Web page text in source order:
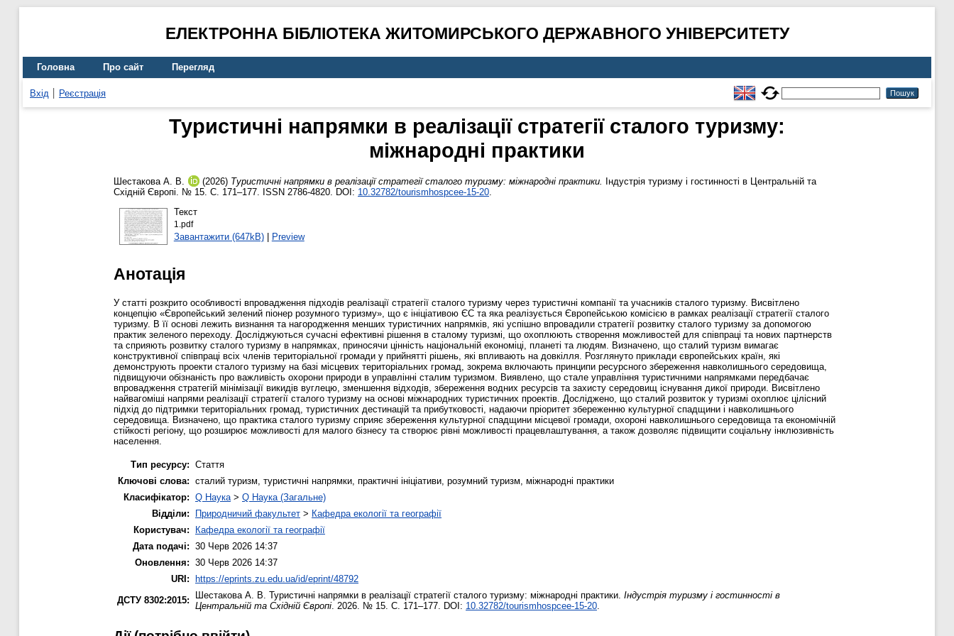
ЕЛЕКТРОННА БІБЛІОТЕКА ЖИТОМИРСЬКОГО ДЕРЖАВНОГО УНІВЕРСИТЕТУ
Головна Про сайт Перегляд
Вхід Реєстрація
Туристичні напрямки в реалізації стратегії сталого туризму:
міжнародні практики
Шестакова А. В. (2026) Туристичні напрямки в реалізації стратегії сталого туризму: міжнародні практики.
Індустрія туризму і гостинності в Центральній та
Східній Європі. № 15. С. 171–177. ISSN 2786-4820. DOI: 10.32782/tourismhospcee-15-20.
Текст
1.pdf
Завантажити (647kB)| Preview
Анотація
У статті розкрито особливості впровадження підходів реалізації стратегії сталого туризму через туристичні компанії та учасників сталого туризму. Висвітлено
концепцію «Європейський зелений піонер розумного туризму», що є ініціативою ЄС та яка реалізується Європейською комісією в рамках реалізації стратегії сталого
туризму. В її основі лежить визнання та нагородження менших туристичних напрямків, які успішно впровадили стратегії розвитку сталого туризму за допомогою
практик зеленого переходу. Досліджуються сучасні ефективні рішення в сталому туризмі, що охоплюють створення можливостей для співпраці та нових партнерств
та сприяють розвитку сталого туризму в напрямках, приносячи цінність національній економіці, планеті та людям. Визначено, що сталий туризм вимагає
конструктивної співпраці всіх членів територіальної громади у прийнятті рішень, які впливають на довкілля. Розглянуто приклади європейських країн, які
демонструють проекти сталого туризму на базі місцевих територіальних громад, зокрема включають принципи ресурсного збереження навколишнього середовища,
підвищуючи обізнаність про важливість охорони природи в управлінні сталим туризмом. Виявлено, що стале управління туристичними напрямками передбачає
впровадження стратегій мінімізації викидів вуглецю, зменшення відходів, збереження водних ресурсів та захисту середовищ існування дикої природи. Висвітлено
найвагоміші напрями реалізації стратегії сталого туризму на основі міжнародних туристичних проектів. Досліджено, що сталий розвиток у туризмі охоплює цілісний
підхід до підтримки територіальних громад, туристичних дестинацій та прибутковості, надаючи пріоритет збереженню культурної спадщини і навколишнього
середовища. Визначено, що практика сталого туризму сприяє збереження культурної спадщини місцевої громади, охороні навколишнього середовища та економічній
стійкості регіону, що розширює можливості для малого бізнесу та створює рівні можливості працевлаштування, а також дозволяє підвищити соціальну інклюзивність
населення.
Тип ресурсу: Стаття
Ключові слова: сталий туризм, туристичні напрямки, практичні ініціативи, розумний туризм, міжнародні практики
Класифікатор: Q Наука > Q Наука (Загальне)
Відділи:
Природничий факультет > Кафедра екології та географії
Користувач:
Кафедра екології та географії
Дата подачі: 30 Черв 2026 14:37
Оновлення: 30 Черв 2026 14:37
URI: https://eprints.zu.edu.ua/id/eprint/48792
ДСТУ 8302:2015:
Шестакова А. В. Туристичні напрямки в реалізації стратегії сталого туризму: міжнародні практики. Індустрія туризму і гостинності в
Центральній та Східній Європі . 2026. № 15. С. 171–177. DOI: 10.32782/tourismhospcee-15-20